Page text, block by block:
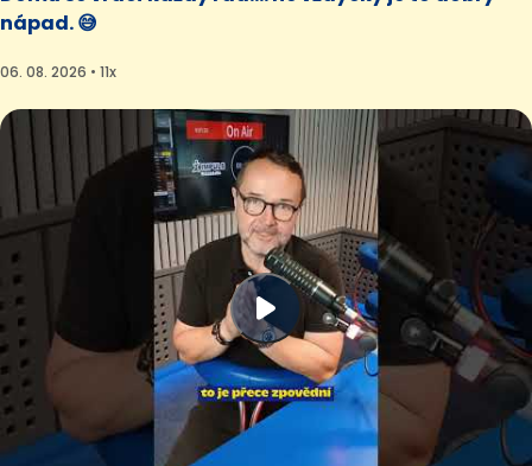
nápad. 😅
06. 08. 2026 • 11x